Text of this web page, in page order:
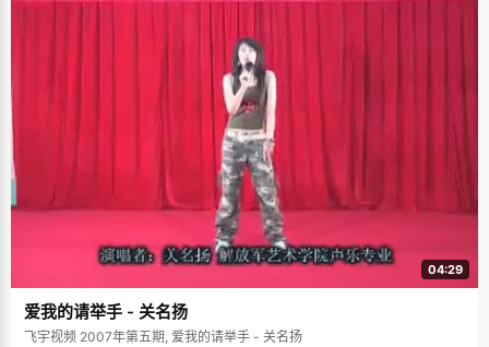
04:29
爱我的请举手 - 关名扬
飞宇视频 2007年第五期, 爱我的请举手 - 关名扬